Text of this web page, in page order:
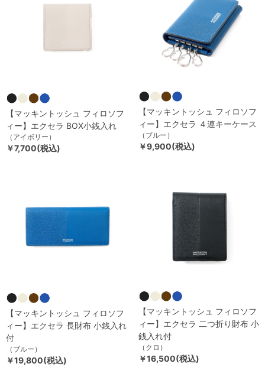
【マッキントッシュ フィロソフ
ィー】エクセラ BOX小銭入れ
（アイボリー）
￥7,700(税込)
【マッキントッシュ フィロソフ
ィー】エクセラ ４連キーケース
（ブルー）
￥9,900(税込)
【マッキントッシュ フィロソフ
ィー】エクセラ 長財布 小銭入れ
付
（ブルー）
￥19,800(税込)
【マッキントッシュ フィロソフ
ィー】エクセラ 二つ折り財布 小
銭入れ付
（クロ）
￥16,500(税込)